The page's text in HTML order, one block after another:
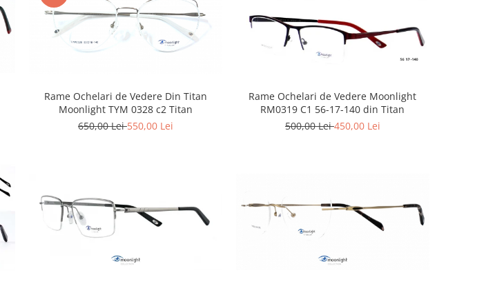
Rame Ochelari de Vedere Din Titan
Moonlight TYM 0328 c2 Titan
650,00 Lei550,00 Lei
Rame Ochelari de Vedere Moonlight
RM0319 C1 56-17-140 din Titan
500,00 Lei450,00 Lei